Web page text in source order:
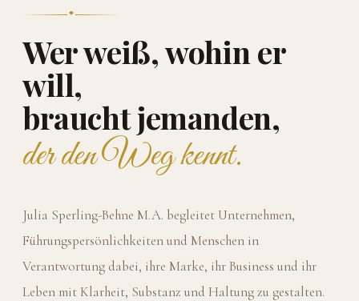
Wer weiß, wohin er
will,
braucht jemanden,
der den Weg kennt.
Julia Sperling-Behne M.A. begleitet Unternehmen,
Führungspersönlichkeiten und Menschen in
Verantwortung dabei, ihre Marke, ihr Business und ihr
Leben mit Klarheit, Substanz und Haltung zu gestalten.